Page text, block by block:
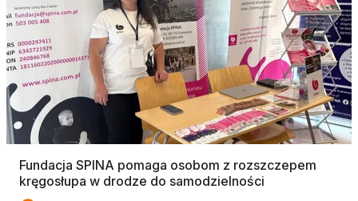
Fundacja SPINA pomaga osobom z rozszczepem
kręgosłupa w drodze do samodzielności